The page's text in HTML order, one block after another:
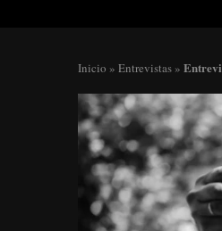
Inicio » Entrevistas »